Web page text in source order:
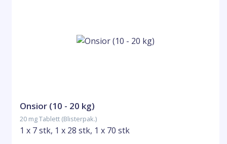
Onsior (10 - 20 kg)
20 mg Tablett (Blisterpak.)
1 x 7 stk, 1 x 28 stk, 1 x 70 stk